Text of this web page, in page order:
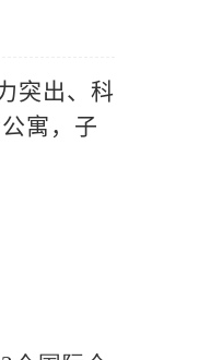
突出、科
寓，子